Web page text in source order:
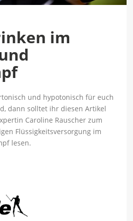
im
und hypotonisch für euch
dann solltet ihr diesen Artikel
Caroline Rauscher zum
Flüssigkeitsversorgung im
lesen.